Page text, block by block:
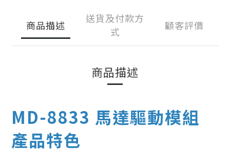
商品描述
送貨及付款方
式
顧客評價
商品描述
MD-8833 馬達驅動模組
產品特色